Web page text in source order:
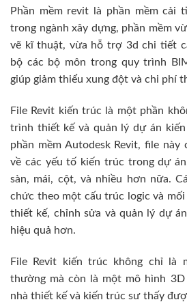
Phần mềm revit là phần mềm cải
trong ngành xây dựng, phần mềm
vẽ kĩ thuật, vừa hỗ trợ 3d chi tiết
bộ các bộ môn trong quy trình
giúp giảm thiểu xung đột và chi phí
File Revit kiến trúc là một phần
trình thiết kế và quản lý dự án
phần mềm Autodesk Revit, file
về các yếu tố kiến trúc trong dự
sàn, mái, cột, và nhiều hơn nữa.
chức theo một cấu trúc logic và mối
thiết kế, chỉnh sửa và quản lý dự
hiệu quả hơn.
File Revit kiến trúc không chỉ là
thường mà còn là một mô hình 3D
nhà thiết kế và kiến trúc sư thấy